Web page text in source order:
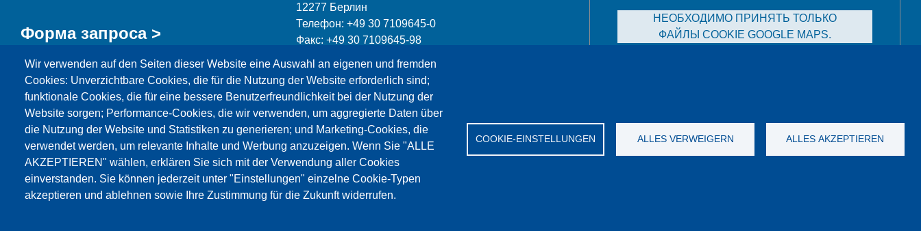
Wir verwenden auf den Seiten dieser Website eine Auswahl an eigenen und fremden
Cookies: Unverzichtbare Cookies, die für die Nutzung der Website erforderlich sind;
funktionale Cookies, die für eine bessere Benutzerfreundlichkeit bei der Nutzung der
Website sorgen; Performance-Cookies, die wir verwenden, um aggregierte Daten über
die Nutzung der Website und Statistiken zu generieren; und Marketing-Cookies, die
verwendet werden, um relevante Inhalte und Werbung anzuzeigen. Wenn Sie "ALLE
AKZEPTIEREN" wählen, erklären Sie sich mit der Verwendung aller Cookies
einverstanden. Sie können jederzeit unter "Einstellungen" einzelne Cookie-Typen
akzeptieren und ablehnen sowie Ihre Zustimmung für die Zukunft widerrufen.
COOKIE-EINSTELLUNGEN ALLES VERWEIGERN ALLES AKZEPTIEREN
Форма запроса >
12277 Берлин
Телефон: +49 30 7109645-0
Факс: +49 30 7109645-98
info@testing.de
НЕОБХОДИМО ПРИНЯТЬ ТОЛЬКО
ФАЙЛЫ COOKIE GOOGLE MAPS.
Продукция Новости О нас Реализация Сервис Референции Jobs Контакт Защита данных Выходные данные GTC